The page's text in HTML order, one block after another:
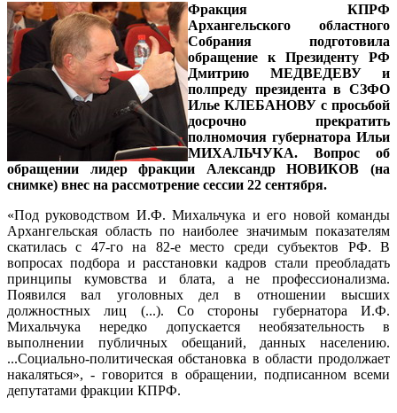
Фракция КПРФ
Архангельского областного
Собрания подготовила
обращение к Президенту РФ
Дмитрию МЕДВЕДЕВУ и
полпреду президента в СЗФО
Илье КЛЕБАНОВУ с просьбой
досрочно прекратить
полномочия губернатора Ильи
МИХАЛЬЧУКА. Вопрос об
обращении лидер фракции Александр НОВИКОВ (на
снимке) внес на рассмотрение сессии 22 сентября.
«Под руководством И.Ф. Михальчука и его новой команды
Архангельская область по наиболее значимым показателям
скатилась с 47-го на 82-е место среди субъектов РФ. В
вопросах подбора и расстановки кадров стали преобладать
принципы кумовства и блата, а не профессионализма.
Появился вал уголовных дел в отношении высших
должностных лиц (...). Со стороны губернатора И.Ф.
Михальчука нередко допускается необязательность в
выполнении публичных обещаний, данных населению.
...Социально-политическая обстановка в области продолжает
накаляться», - говорится в обращении, подписанном всеми
депутатами фракции КПРФ.